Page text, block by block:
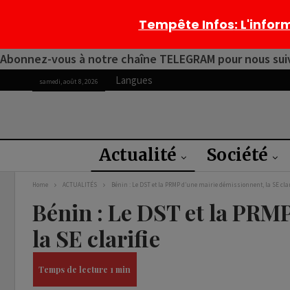
Abonnez-vous à notre chaîne TELEGRAM pour nous
samedi, août 8, 2026 Langues
Actualité Société
Home ACTUALITÉS Bénin : Le DST et la PRMP d’une mairie démissionnent, la SE
Bénin : Le DST et la
la SE clarifie
Tempête Infos: